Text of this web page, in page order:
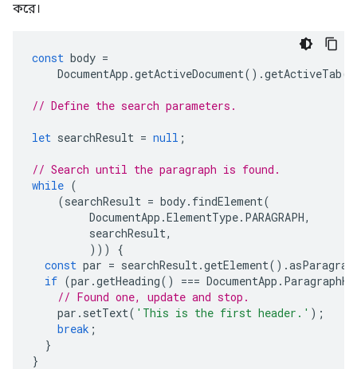
করে।
const body =
DocumentApp .getActiveDocument().getActiveTab
// Define the search parameters.
let searchResult = null ;
// Search until the paragraph is found.
while (
(searchResult = body. findElement(
DocumentApp .ElementType. PARAGRAPH,
searchResult,
)))
{
const par = searchResult.getElement().
if (par .getHeading() === DocumentApp .
// Found one, update and stop.
par . setText( 'This is the first header.' );
break ;
}
}